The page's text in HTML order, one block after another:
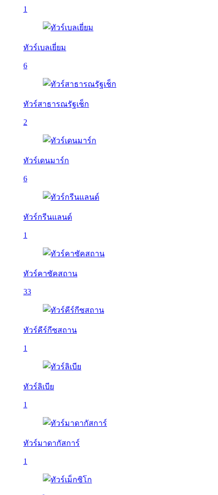
1
ทัวร์เบลเยี่ยม
6
ทัวร์สาธารณรัฐเช็ก
2
ทัวร์เดนมาร์ก
6
ทัวร์กรีนแลนด์
1
ทัวร์คาซัคสถาน
33
ทัวร์คีร์กีซสถาน
1
ทัวร์ลิเบีย
1
ทัวร์มาดากัสการ์
1